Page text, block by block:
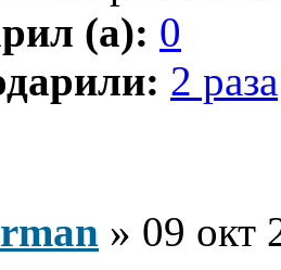
(а): 0
2 раза
» 09 окт